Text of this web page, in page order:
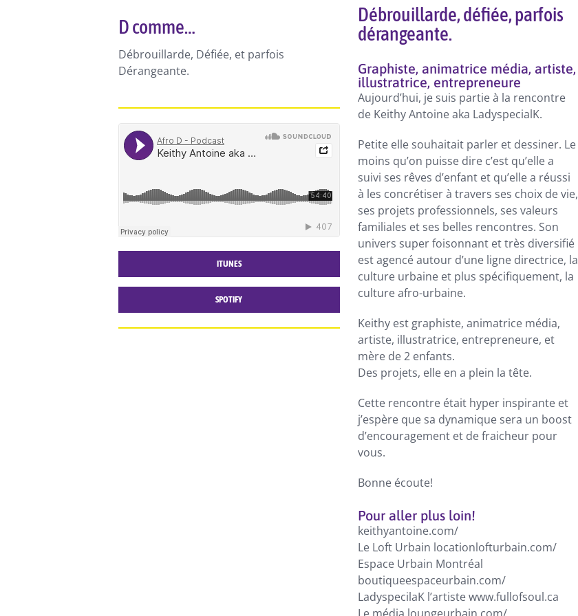
D comme…
Débrouillarde, Défiée, et parfois
Dérangeante.
ITUNES
SPOTIFY
Débrouillarde, défiée, parfois
dérangeante.
Graphiste, animatrice média, artiste,
illustratrice, entrepreneure
Aujourd’hui, je suis partie à la rencontre
de Keithy Antoine aka LadyspecialK.
Petite elle souhaitait parler et dessiner. Le
moins qu’on puisse dire c’est qu’elle a
suivi ses rêves d’enfant et qu’elle a réussi
à les concrétiser à travers ses choix de vie,
ses projets professionnels, ses valeurs
familiales et ses belles rencontres. Son
univers super foisonnant et très diversifié
est agencé autour d’une ligne directrice, la
culture urbaine et plus spécifiquement, la
culture afro-urbaine.
Keithy est graphiste, animatrice média,
artiste, illustratrice, entrepreneure, et
mère de 2 enfants.
Des projets, elle en a plein la tête.
Cette rencontre était hyper inspirante et
j’espère que sa dynamique sera un boost
d’encouragement et de fraicheur pour
vous.
Bonne écoute!
Pour aller plus loin!
keithyantoine.com/
Le Loft Urbain locationlofturbain.com/
Espace Urbain Montréal
boutiqueespaceurbain.com/
LadyspecilaK l’artistewww.fullofsoul.ca